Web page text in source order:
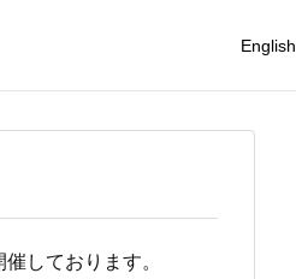
English
しております。